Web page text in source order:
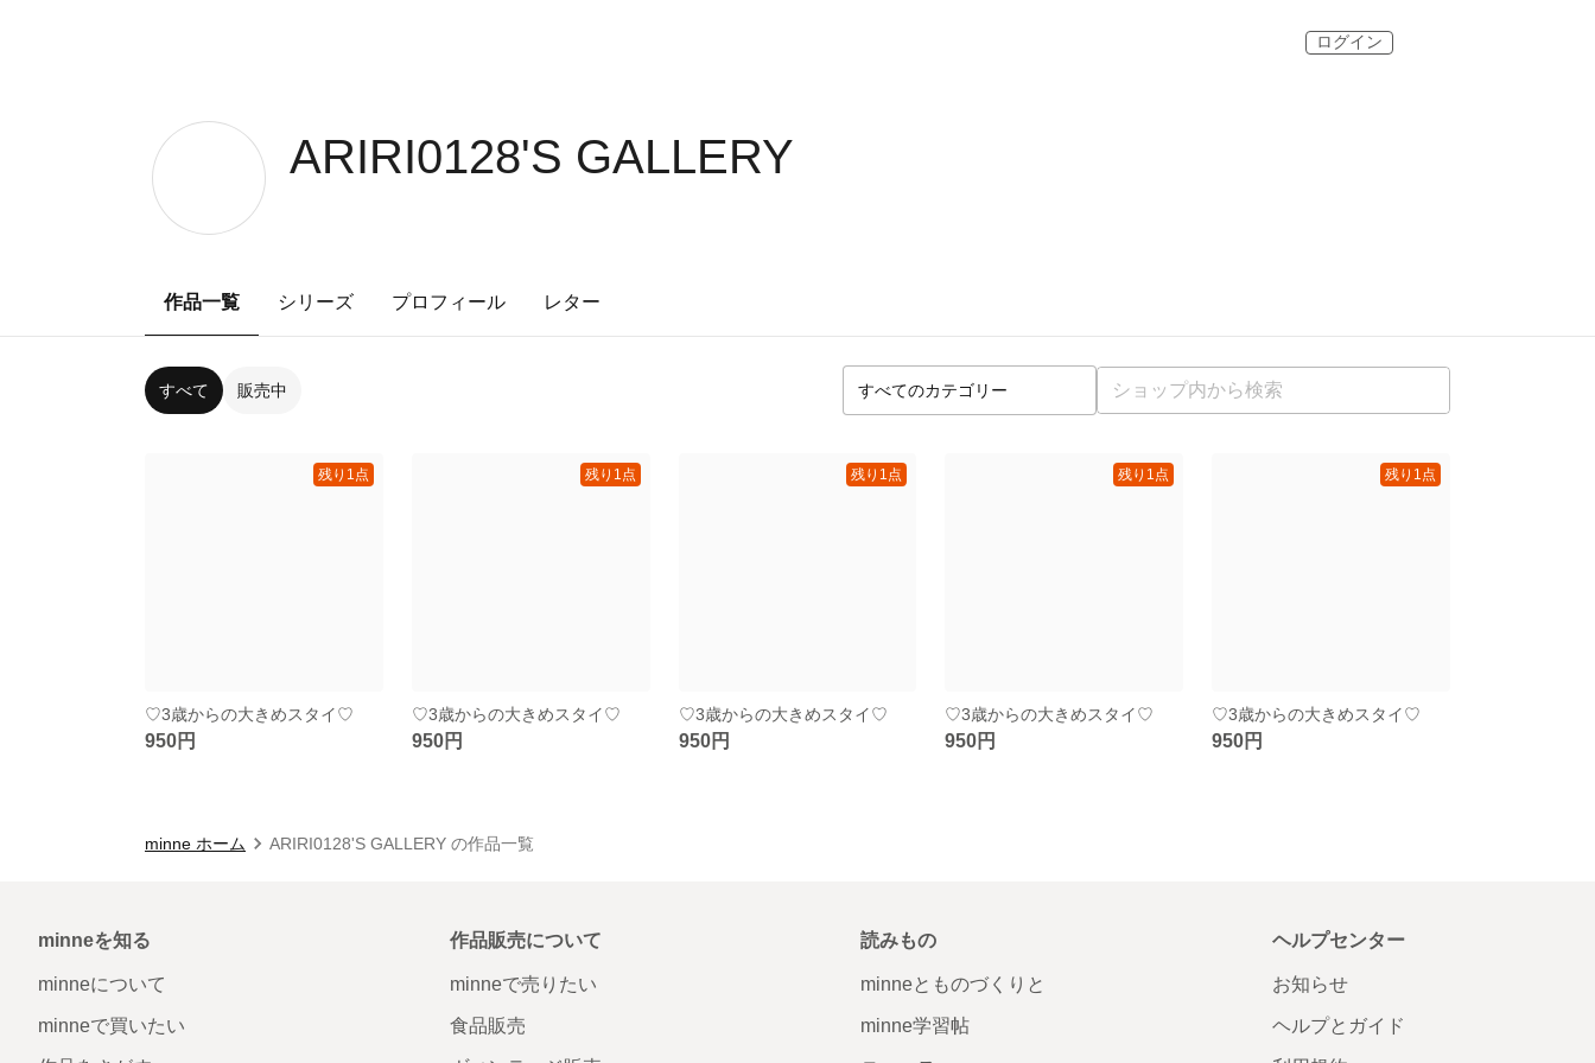
ログイン
ARIRI0128'S GALLERY
作品一覧 シリーズ プロフィール レター
すべて 販売中
残り1点
♡3歳からの大きめスタイ♡
950円
残り1点
♡3歳からの大きめスタイ♡
950円
残り1点
♡3歳からの大きめスタイ♡
950円
残り1点
♡3歳からの大きめスタイ♡
950円
残り1点
♡3歳からの大きめスタイ♡
950円
minne ホーム ARIRI0128'S GALLERY の作品一覧
minneを知る
minneについて
minneで買いたい
作品販売について
minneで売りたい
食品販売
読みもの
minneとものづくりと
minne学習帖
ヘルプセンター
お知らせ
ヘルプとガイド